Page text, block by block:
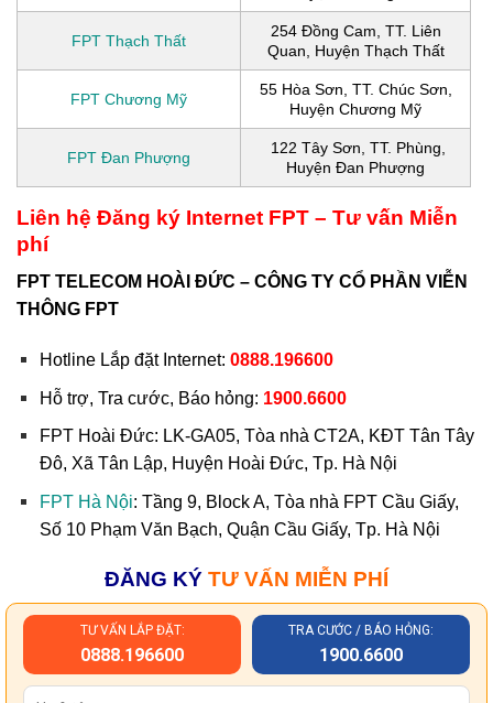
FPT Thạch Thất
254 Đồng Cam, TT. Liên
Quan, Huyện Thạch Thất
FPT Chương Mỹ
55 Hòa Sơn, TT. Chúc Sơn,
Huyện Chương Mỹ
FPT Đan Phượng
122 Tây Sơn, TT. Phùng,
Huyện Đan Phượng
Liên hệ Đăng ký Internet FPT – Tư vấn Miễn
phí
FPT TELECOM HOÀI ĐỨC – CÔNG TY CỔ PHẦN VIỄN
THÔNG FPT
Hotline Lắp đặt Internet: 0888.196600
Hỗ trợ, Tra cước, Báo hỏng: 1900.6600
FPT Hoài Đức: LK-GA05, Tòa nhà CT2A, KĐT Tân Tây
Đô, Xã Tân Lập, Huyện Hoài Đức, Tp. Hà Nội
FPT Hà Nội: Tầng 9, Block A, Tòa nhà FPT Cầu Giấy,
Số 10 Phạm Văn Bạch, Quận Cầu Giấy, Tp. Hà Nội
ĐĂNG KÝ TƯ VẤN MIỄN PHÍ
TƯ VẤN LẮP ĐẶT:
0888.196600
TRA CƯỚC / BÁO HỎNG:
1900.6600